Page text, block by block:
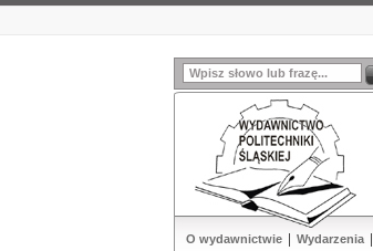
O wydawnictwie Wydarzenia